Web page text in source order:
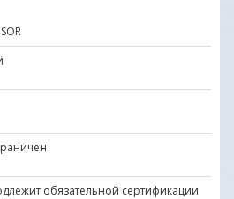
обязательной сертификации